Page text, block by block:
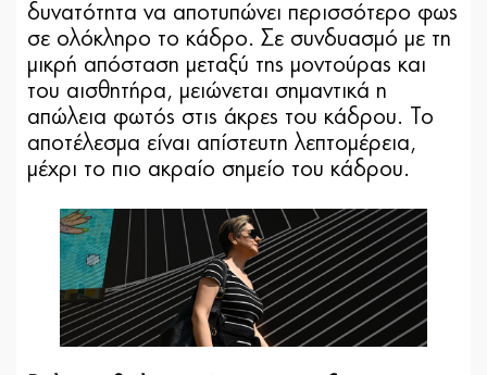
δυνατότητα να αποτυπώνει περισσότερο φως
σε ολόκληρο το κάδρο. Σε συνδυασμό με τη
μικρή απόσταση μεταξύ της μοντούρας και
του αισθητήρα, μειώνεται σημαντικά η
απώλεια φωτός στις άκρες του κάδρου. Το
αποτέλεσμα είναι απίστευτη λεπτομέρεια,
μέχρι το πιο ακραίο σημείο του κάδρου.